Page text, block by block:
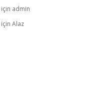
için admin
için Alaz